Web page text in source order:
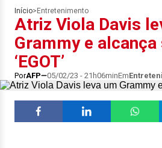
Início> Entretenimento
Atriz Viola Davis
Grammy e
‘EGOT’
PorAFP 05/02/23 - 21h06minEm